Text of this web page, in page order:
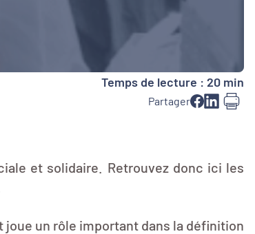
Temps de lecture : 20 min
Partager
et solidaire. Retrouvez donc ici les
joue un rôle important dans la définition